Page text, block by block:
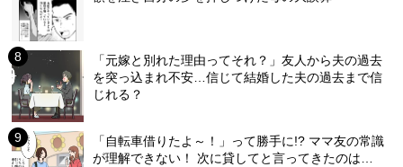
「元嫁と別れた理由ってそれ？」友人から夫の過去
を突っ込まれ不安…信じて結婚した夫の過去まで信
じれる？
「自転車借りたよ～！」って勝手に!? ママ友の常識
が理解できない！ 次に貸してと言ってきたのは…